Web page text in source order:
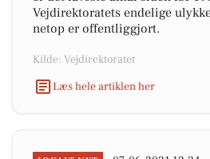
Vejdirektoratets endelige
netop er offentliggjort.
Kilde: Vejdirektoratet
Læs hele artiklen her